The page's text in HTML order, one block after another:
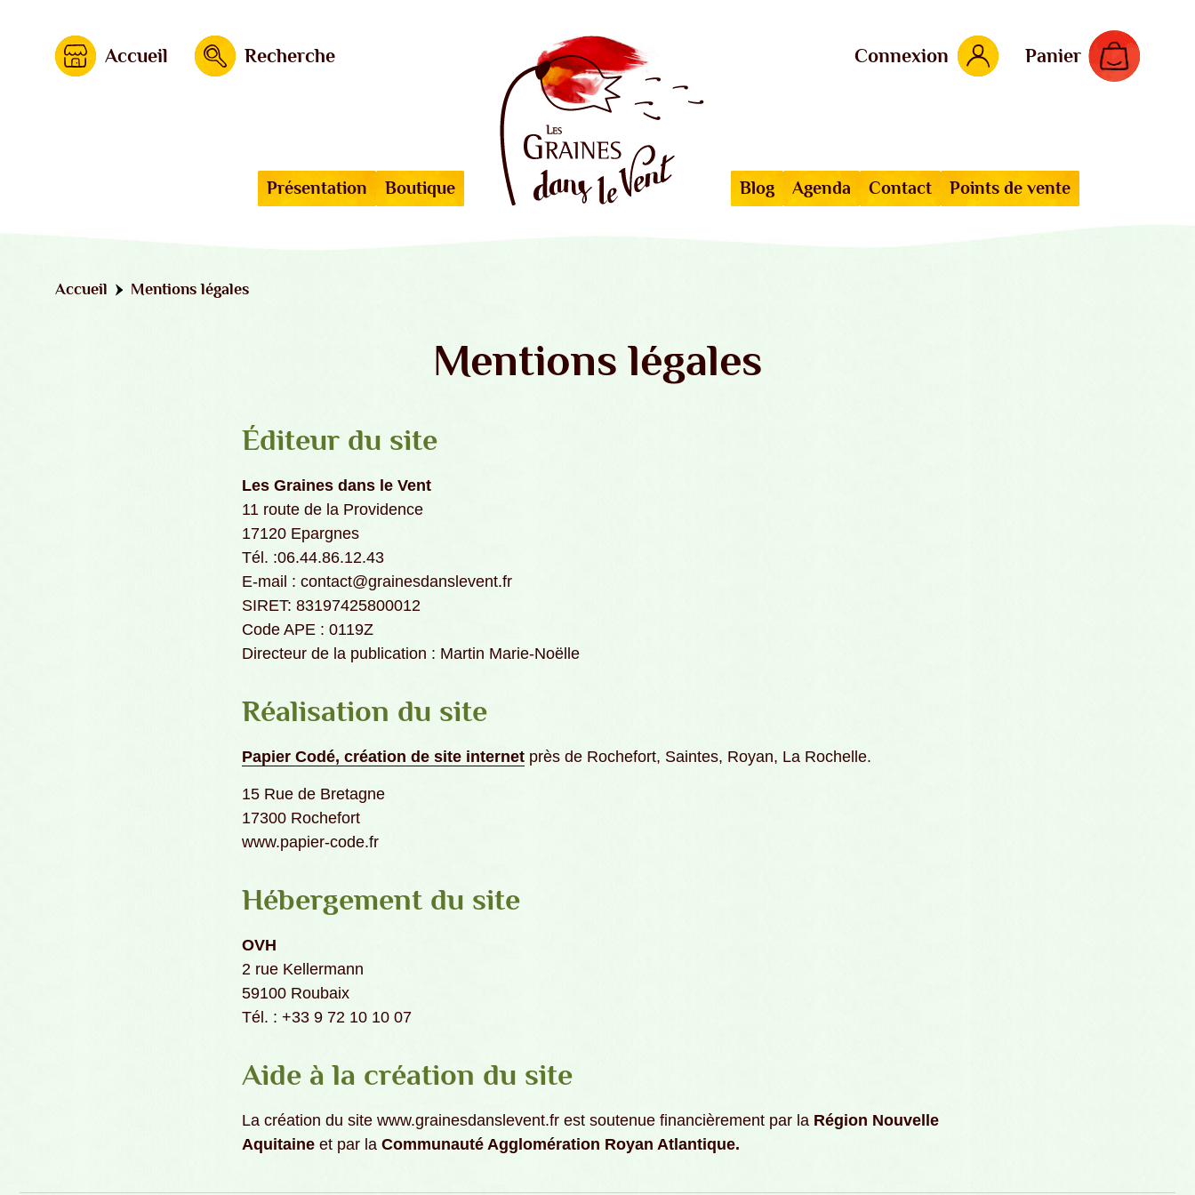
Présentation Boutique Blog Agenda Contact Points de vente
Accueil Recherche Connexion Panier
Accueil Mentions légales
Mentions légales
Éditeur du site
Les Graines dans le Vent
11 route de la Providence
17120 Epargnes
Tél. :06.44.86.12.43
E-mail : contact@grainesdanslevent.fr
SIRET: 83197425800012
Code APE : 0119Z
Directeur de la publication : Martin Marie-Noëlle
Réalisation du site
Papier Codé, création de site internet près de Rochefort, Saintes, Royan, La Rochelle.
15 Rue de Bretagne
17300 Rochefort
www.papier-code.fr
Hébergement du site
OVH
2 rue Kellermann
59100 Roubaix
Tél. : +33 9 72 10 10 07
Aide à la création du site
La création du site www.grainesdanslevent.fr est soutenue financièrement par la Région Nouvelle
Aquitaine et par la Communauté Agglomération Royan Atlantique.